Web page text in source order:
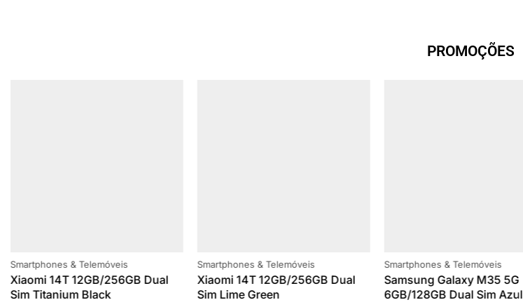
PROMOÇÕES
Smartphones & Telemóveis
Xiaomi 14T 12GB/256GB Dual
Sim Titanium Black
Smartphones & Telemóveis
Xiaomi 14T 12GB/256GB Dual
Sim Lime Green
Smartphones & Telemóveis
Samsung Galaxy M35 5G
6GB/128GB Dual Sim Azul